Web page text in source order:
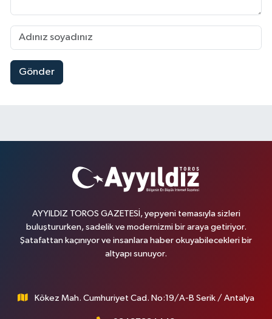
Gönder
AYYILDIZ TOROS GAZETESİ, yepyeni temasıyla sizleri
buluştururken, sadelik ve modernizmi bir araya getiriyor.
Şatafattan kaçınıyor ve insanlara haber okuyabilecekleri bir
altyapı sunuyor.
Kökez Mah. Cumhuriyet Cad. No:19/A-B Serik / Antalya